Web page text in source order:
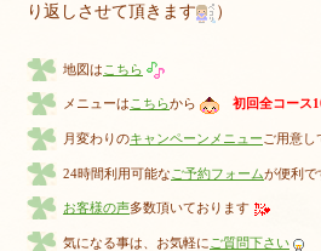
り返しさせて頂きます
）
地図は こちら
メニューはこちらから 初回全コース
月変わりのキャンペーンメニュー ご用意し
24時間利用可能な ご予約フォームが便利で
お客様の声多数頂いております
気になる事は、お気軽に ご質問下さい